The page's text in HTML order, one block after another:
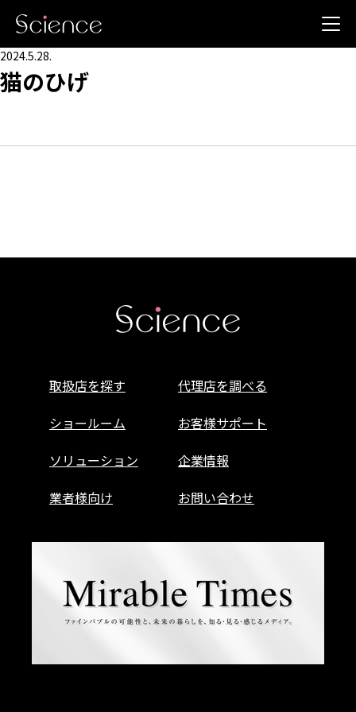
2024.5.28.
猫のひげ
取扱店を探す
代理店を調べる
ショールーム
お客様サポート
ソリューション
企業情報
業者様向け
お問い合わせ